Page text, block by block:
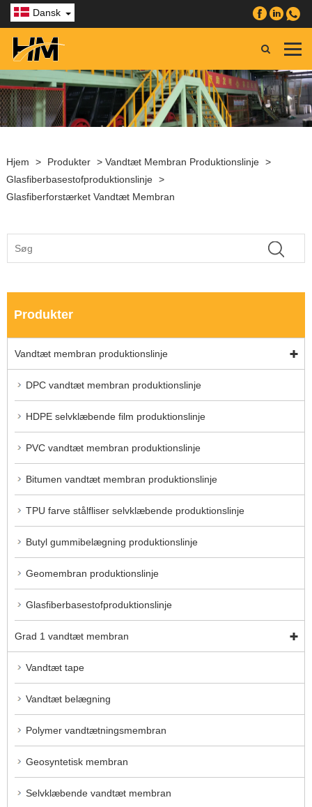
Dansk
Hjem > Produkter > Vandtæt Membran Produktionslinje >
Glasfiberbasestofproduktionslinje >
Glasfiberforstærket Vandtæt Membran
Produkter
Vandtæt membran produktionslinje
DPC vandtæt membran produktionslinje
HDPE selvklæbende film produktionslinje
PVC vandtæt membran produktionslinje
Bitumen vandtæt membran produktionslinje
TPU farve stålfliser selvklæbende produktionslinje
Butyl gummibelægning produktionslinje
Geomembran produktionslinje
Glasfiberbasestofproduktionslinje
Grad 1 vandtæt membran
Vandtæt tape
Vandtæt belægning
Polymer vandtætningsmembran
Geosyntetisk membran
Selvklæbende vandtæt membran